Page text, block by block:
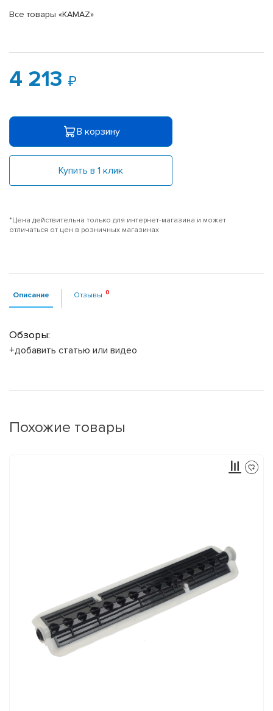
Все товары «KAMAZ»
4 213
В корзину
Купить в 1 клик
*Цена действительна только для интернет-магазина и может
отличаться от цен в розничных магазинах
Описание Отзывы
Обзоры:
+добавить статью или видео
Похожие товары